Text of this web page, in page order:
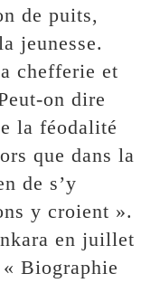
de puits,
jeunesse.
chefferie et
on dire
la féodalité
que dans la
de s’y
y croient ».
en juillet
Biographie